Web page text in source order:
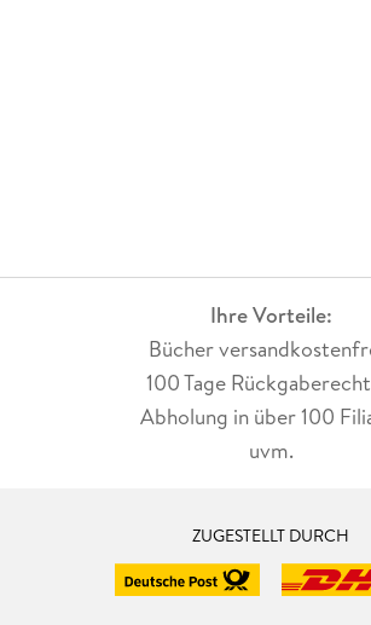
Ihre Vorteile:
Bücher
100 Tage
Abholung in über 100
uvm.
ZUGESTELLT DURCH